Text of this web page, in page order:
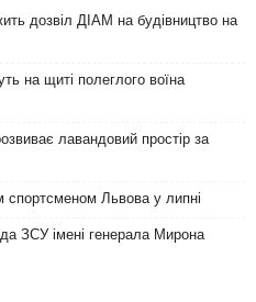
дозвіл ДІАМ на будівництво на
на щиті полеглого воїна
лавандовий простір за
Львова у липні
ЗСУ імені генерала Мирона